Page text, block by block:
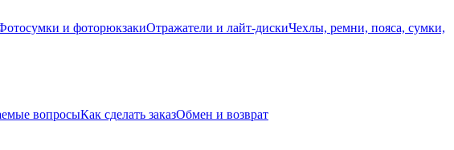
и фоторюкзакиОтражатели и лайт-дискиЧехлы, ремни, пояса, сумки,
вопросыКак сделать заказОбмен и возврат